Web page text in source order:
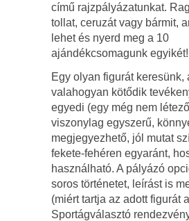
című rajzpályázatunkat.
tollat, ceruzát vagy bármit,
lehet és nyerd meg a 10
ajándékcsomagunk egyikét!
Egy olyan figurát keresünk,
valahogyan kötődik
egyedi (egy még nem
viszonylag egyszerű,
megjegyezhető, jól mutat
fekete-fehéren egyaránt,
használható. A pályázó
soros történetet, leírást is
(miért tartja az adott figurát
Sportágválasztó